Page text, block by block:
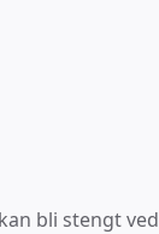
bli stengt ved